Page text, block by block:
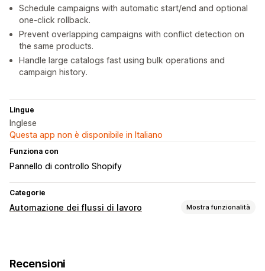
Schedule campaigns with automatic start/end and optional
one-click rollback.
Prevent overlapping campaigns with conflict detection on
the same products.
Handle large catalogs fast using bulk operations and
campaign history.
Lingue
Inglese
Questa app non è disponibile in Italiano
Funziona con
Pannello di controllo Shopify
Categorie
Automazione dei flussi di lavoro Mostra funzionalità
Recensioni